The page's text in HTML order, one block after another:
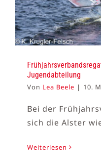
Jugendabteilung
Von Lea Beele | 10.
Bei der
sich die Alster
Weiterlesen